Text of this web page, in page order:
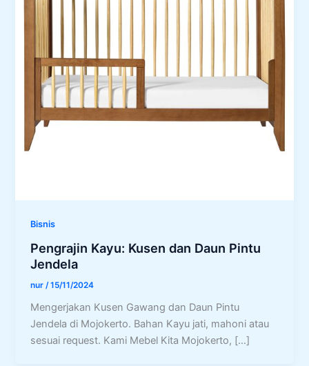
Bisnis
Pengrajin Kayu: Kusen dan Daun Pintu
Jendela
nur /15/11/2024
Mengerjakan Kusen Gawang dan Daun Pintu
Jendela di Mojokerto. Bahan Kayu jati, mahoni atau
sesuai request. Kami Mebel Kita Mojokerto, […]